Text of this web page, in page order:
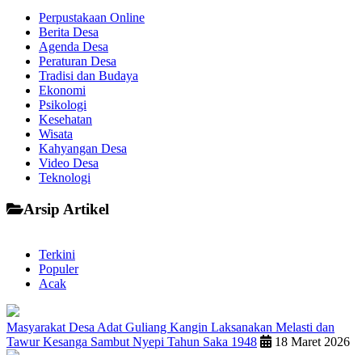
Perpustakaan Online
Berita Desa
Agenda Desa
Peraturan Desa
Tradisi dan Budaya
Ekonomi
Psikologi
Kesehatan
Wisata
Kahyangan Desa
Video Desa
Teknologi
Arsip Artikel
Terkini
Populer
Acak
Masyarakat Desa Adat Guliang Kangin Laksanakan Melasti dan
Tawur Kesanga Sambut Nyepi Tahun Saka 1948
18 Maret 2026